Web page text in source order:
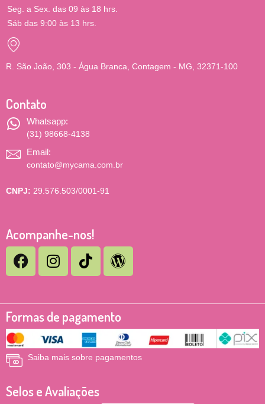
Seg. a Sex. das 09 às 18 hrs.
Sáb das 9:00 às 13 hrs.
R. São João, 303 - Água Branca, Contagem - MG, 32371-100
Contato
Whatsapp:
(31) 98668-4138
Email:
contato@mycama.com.br
CNPJ: 29.576.503/0001-91
Acompanhe-nos!
Formas de pagamento
Saiba mais sobre pagamentos
Selos e Avaliações